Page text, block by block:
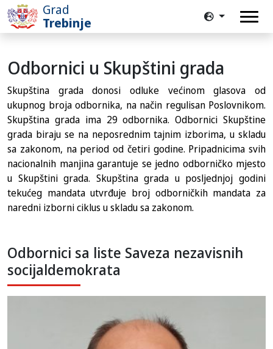
Grad
Trebinje
Odbornici u Skupštini grada
Skupština grada donosi odluke većinom glasova od
ukupnog broja odbornika, na način regulisan Poslovnikom.
Skupština grada ima 29 odbornika. Odbornici Skupštine
grada biraju se na neposrednim tajnim izborima, u skladu
sa zakonom, na period od četiri godine. Pripadnicima svih
nacionalnih manjina garantuje se jedno odborničko mjesto
u Skupštini grada. Skupština grada u posljednjoj godini
tekućeg mandata utvrđuje broj odborničkih mandata za
naredni izborni ciklus u skladu sa zakonom.
Odbornici sa liste Saveza nezavisnih
socijaldemokrata